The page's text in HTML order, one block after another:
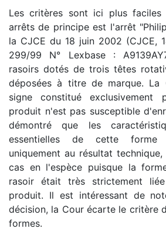
Les critères sont ici plus faciles
arrêts de principe est l'arrêt
la CJCE du 18 juin 2002 (CJCE,
299/99 N° Lexbase :
rasoirs dotés de trois têtes
déposées à titre de marque. La
signe constitué
produit n'est pas susceptible
démontré que les
essentielles de cette forme
uniquement au résultat
cas en l'espèce puisque la
rasoir était très strictement
produit. Il est intéressant de
décision, la Cour écarte le critère
formes.